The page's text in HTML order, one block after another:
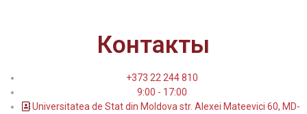
Контакты
+373 22 244 810
9:00 - 17:00
Universitatea de Stat din Moldova str. Alexei Mateevici 60, MD-